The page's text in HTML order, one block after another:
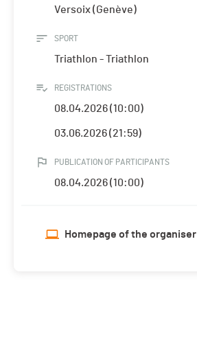
Versoix (Genève)
SPORT
Triathlon - Triathlon
REGISTRATIONS
08.04.2026 (10:00)
03.06.2026 (21:59)
PUBLICATION OF PARTICIPANTS
08.04.2026 (10:00)
Homepage of the organiser